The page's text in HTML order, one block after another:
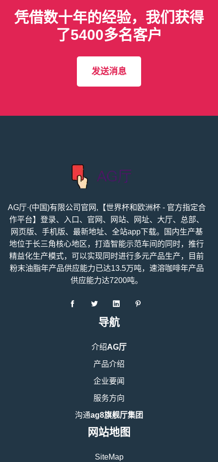
凭借数十年的经验，我们获得
了5400多名客户
发送消息
AG厅·(中国)有限公司官网,【世界杯和欧洲杯 - 官方指定合
作平台】登录、入口、官网、网站、网址、大厅、总部、
网页版、手机版、最新地址、全站app下载。国内生产基
地位于长三角核心地区，打造智能示范车间的同时，推行
精益化生产模式，可以实现同时进行多元产品生产，目前
粉末油脂年产品供应能力已达13.5万吨，速溶咖啡年产品
供应能力达7200吨。
导航
介绍AG厅
产品介绍
企业要闻
服务方向
沟通ag8旗舰厅集团
网站地图
SiteMap